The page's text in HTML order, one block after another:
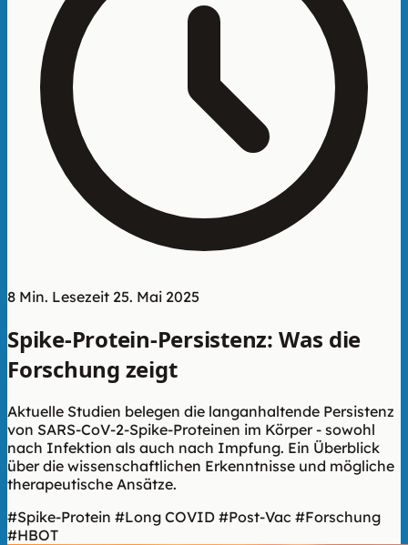
8 Min. Lesezeit 25. Mai 2025
Spike-Protein-Persistenz: Was die
Forschung zeigt
Aktuelle Studien belegen die langanhaltende Persistenz
von SARS-CoV-2-Spike-Proteinen im Körper - sowohl
nach Infektion als auch nach Impfung. Ein Überblick
über die wissenschaftlichen Erkenntnisse und mögliche
therapeutische Ansätze.
#Spike-Protein #Long COVID #Post-Vac #Forschung
#HBOT